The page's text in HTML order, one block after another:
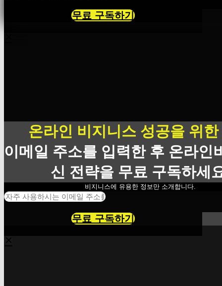
무료 구독하기
온라인 비지니스 성공을 위
이메일 주소를 입력한 후 온라인
신 전략을 무료 구독하세
비지니스에 유용한 정보만 소개합니다.
무료 구독하기
×